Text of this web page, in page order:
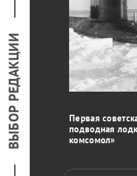
ВЫБОР РЕДАКЦИИ
Первая
подводная
комсомол»